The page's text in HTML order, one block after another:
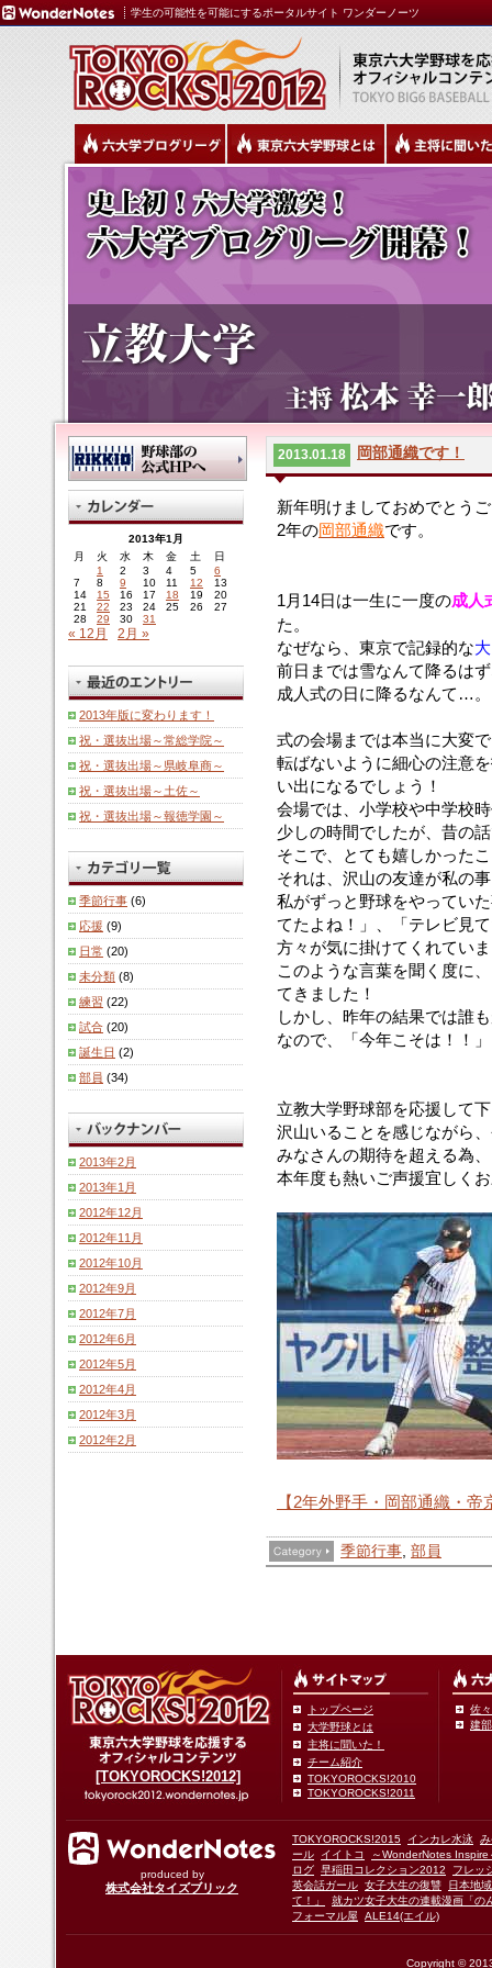
学生の可能性を可能にするポータルサイト ワンダーノーツ
2013.01.18 岡部通織です！
新年明けましておめでとう
2年の岡部通織です。
1月14日は一生に一度の成人
た。
なぜなら、東京で記録的な
前日までは雪なんて降るは
成人式の日に降るなんて…。
式の会場までは本当に大変
転ばないように細心の注意
い出になるでしょう！
会場では、小学校や中学校
少しの時間でしたが、昔の
そこで、とても嬉しかった
それは、沢山の友達が私の
私がずっと野球をやってい
てたよね！」、「テレビ見
方々が気に掛けてくれてい
このような言葉を聞く度に、
てきました！
しかし、昨年の結果では誰
なので、「今年こそは！！
立教大学野球部を応援して
沢山いることを感じながら
みなさんの期待を超える為
本年度も熱いご声援宜しく
【2年外野手・岡部通織・帝
季節行事, 部員
2013年1月
月
火 水 木 金 土
日
1
2 3 4 5
6
7
8 9 10 11 12
13
14
15 16 17 18 19
20
21
22 23 24 25 26
27
28
29 30 31
« 12月 2月 »
2013年版に変わります！
祝・選抜出場～常総学院～
祝・選抜出場～県岐阜商～
祝・選抜出場～土佐～
祝・選抜出場～報徳学園～
季節行事 (6)
応援 (9)
日常 (20)
未分類 (8)
練習 (22)
試合 (20)
誕生日 (2)
部員 (34)
2013年2月
2013年1月
2012年12月
2012年11月
2012年10月
2012年9月
2012年7月
2012年6月
2012年5月
2012年4月
2012年3月
2012年2月
[TOKYOROCKS!2012]
トップページ
大学野球とは
主将に聞いた！
チーム紹介
TOKYOROCKS!2010
TOKYOROCKS!2011
佐
建
produced by
株式会社タイズブリック
TOKYOROCKS!2015 インカレ水泳
ール
イイトコ
～WonderNotes Inspire
ログ 早稲田コレクション2012
フレッ
英会話ガール 女子大生の復讐
日本地
て！」
就カツ女子大生の連載漫画「の
フォーマル屋
ALE14(エイル)
Copyright ©